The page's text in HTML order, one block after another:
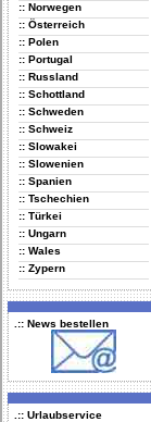
:: Norwegen
:: Österreich
:: Polen
:: Portugal
:: Russland
:: Schottland
:: Schweden
:: Schweiz
:: Slowakei
:: Slowenien
:: Spanien
:: Tschechien
:: Türkei
:: Ungarn
:: Wales
:: Zypern
.:: News bestellen
.:: Urlaubservice